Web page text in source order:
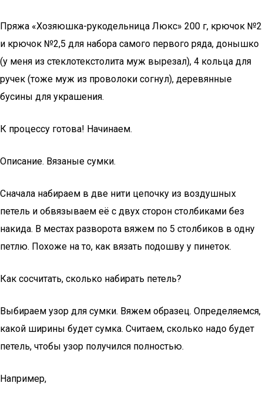
Пряжа «Хозяюшка-рукодельница Люкс» 200 г, крючок №2
и крючок №2,5 для набора самого первого ряда, донышко
(у меня из стеклотекстолита муж вырезал), 4 кольца для
ручек (тоже муж из проволоки согнул), деревянные
бусины для украшения.
К процессу готова! Начинаем.
Описание. Вязаные сумки.
Сначала набираем в две нити цепочку из воздушных
петель и обвязываем её с двух сторон столбиками без
накида. В местах разворота вяжем по 5 столбиков в одну
петлю. Похоже на то, как вязать подошву у пинеток.
Как сосчитать, сколько набирать петель?
Выбираем узор для сумки. Вяжем образец. Определяемся,
какой ширины будет сумка. Считаем, сколько надо будет
петель, чтобы узор получился полностью.
Например,